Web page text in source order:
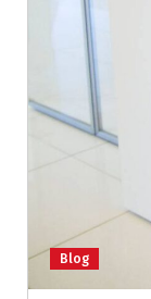
Blog